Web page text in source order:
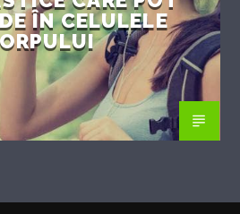
ÎN CELULELE